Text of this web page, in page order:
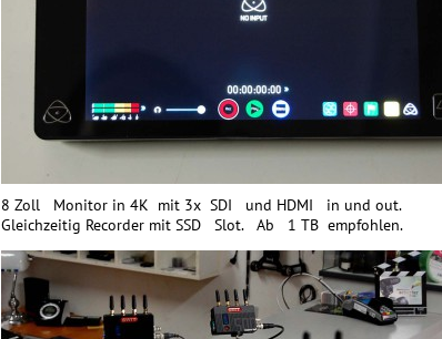
8 Zoll Monitor in 4K mit 3x SDI und HDMI in und out.
Gleichzeitig Recorder mit SSD Slot. Ab 1 TB empfohlen.